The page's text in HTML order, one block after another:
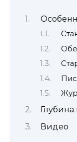
Видео